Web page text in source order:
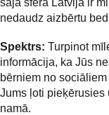
nedaudz aizbērtu
Spektrs: Turpinot
informācija, ka Jūs
bērniem no
Jums ļoti pieķērusies
namā.